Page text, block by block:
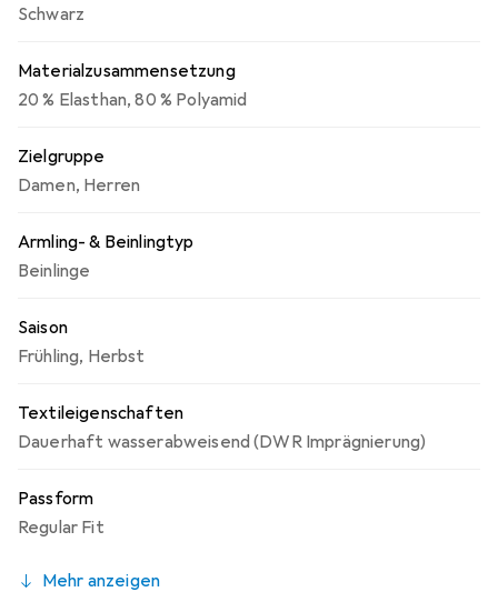
Schwarz
Materialzusammensetzung
20 % Elasthan,80 % Polyamid
Zielgruppe
Damen, Herren
Armling- & Beinlingtyp
Beinlinge
Saison
Frühling, Herbst
Textileigenschaften
Dauerhaft wasserabweisend (DWR Imprägnierung)
Passform
Regular Fit
Mehr anzeigen